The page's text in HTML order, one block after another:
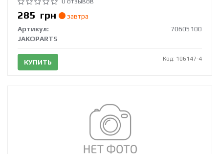
285 грн
завтра
Артикул:
70605100
JAKOPARTS
КУПИТЬ Код: 106147-4